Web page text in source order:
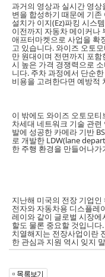
과거의 영상과 실시간 영
변을 합성하기 때문에 기
설치가 이지(Ez)파킹 시스
이전까지 자동차 메이커나
애프터마켓으로 사업을 확
고 있습니다. 와이즈 오토
만 원대이며 전면까지 포
시 높은 가격 경쟁력으로
니다. 주차 과정에서 단순
비용을 고려한다면 예방적
이 밖에도 와이즈 오토모
차세대 네트워크 기술 관
발에 성공한 카메라 기반
로 개발한 LDW(lane
한 주행 환경을 만들어나
지난해 미국의 전장 기업
전자와 자동차용 디스플레
레이와 같이 글로벌 시장
할도 물론 중요할 것입니
치열해지는 전장사업이란
한 관심과 지원 역시 잊지